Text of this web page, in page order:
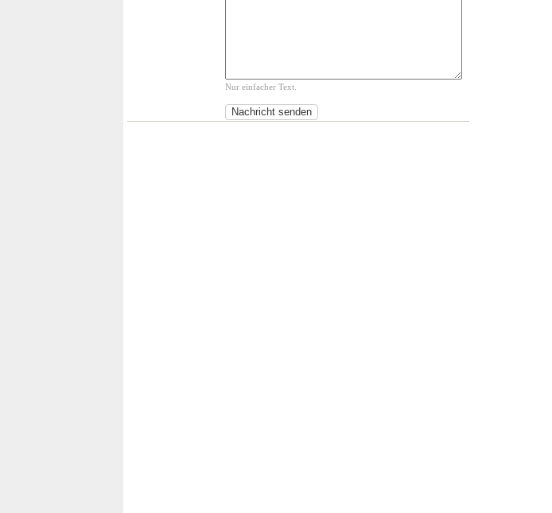
Nur einfacher Text.